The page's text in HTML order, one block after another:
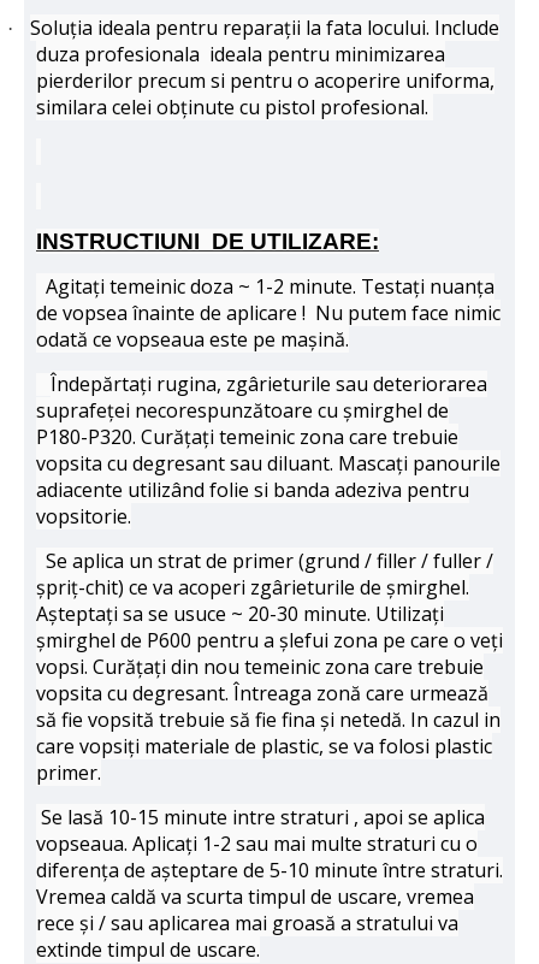
·
Soluția ideala pentru reparații la fata locului. Include
duza profesionala ideala pentru minimizarea
pierderilor precum si pentru o acoperire uniforma,
similara celei obținute cu pistol profesional.
INSTRUCTIUNI DE UTILIZARE:
Agitați temeinic doza ~ 1-2 minute. Testați nuanța
de vopsea înainte de aplicare ! Nu putem face nimic
odată ce vopseaua este pe mașină.
Îndepărtați rugina, zgârieturile sau deteriorarea
suprafeței necorespunzătoare cu șmirghel de
P180-P320. Curățați temeinic zona care trebuie
vopsita cu degresant sau diluant. Mascați panourile
adiacente utilizând folie si banda adeziva pentru
vopsitorie.
Se aplica un strat de primer (grund / filler / fuller /
șpriț-chit) ce va acoperi zgârieturile de șmirghel.
Așteptați sa se usuce ~ 20-30 minute. Utilizați
șmirghel de P600 pentru a șlefui zona pe care o veți
vopsi. Curățați din nou temeinic zona care trebuie
vopsita cu degresant. Întreaga zonă care urmează
să fie vopsită trebuie să fie fina și netedă. In cazul in
care vopsiți materiale de plastic, se va folosi plastic
primer.
Se lasă 10-15 minute intre straturi , apoi se aplica
vopseaua. Aplicați 1-2 sau mai multe straturi cu o
diferența de așteptare de 5-10 minute între straturi.
Vremea caldă va scurta timpul de uscare, vremea
rece și / sau aplicarea mai groasă a stratului va
extinde timpul de uscare.